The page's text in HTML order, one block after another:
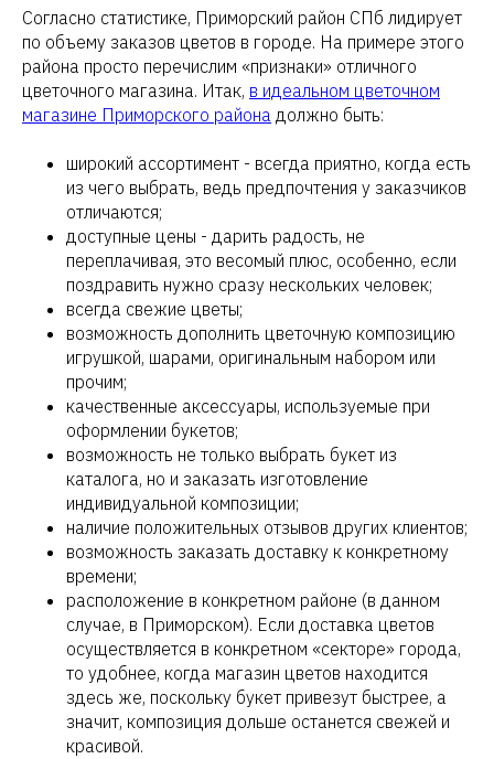
Согласно статистике, Приморский район СПб лидирует
по объему заказов цветов в городе. На примере этого
района просто перечислим «признаки» отличного
цветочного магазина. Итак, в идеальном цветочном
магазине Приморского района должно быть:
широкий ассортимент - всегда приятно, когда есть
из чего выбрать, ведь предпочтения у заказчиков
отличаются;
доступные цены - дарить радость, не
переплачивая, это весомый плюс, особенно, если
поздравить нужно сразу нескольких человек;
всегда свежие цветы;
возможность дополнить цветочную композицию
игрушкой, шарами, оригинальным набором или
прочим;
качественные аксессуары, используемые при
оформлении букетов;
возможность не только выбрать букет из
каталога, но и заказать изготовление
индивидуальной композиции;
наличие положительных отзывов других клиентов;
возможность заказать доставку к конкретному
времени;
расположение в конкретном районе (в данном
случае, в Приморском). Если доставка цветов
осуществляется в конкретном «секторе» города,
то удобнее, когда магазин цветов находится
здесь же, поскольку букет привезут быстрее, а
значит, композиция дольше останется свежей и
красивой.